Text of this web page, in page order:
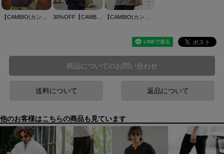
商品についてのお問い合わせ
送料について 返品について
他のお客様はこちらの商品も見ています